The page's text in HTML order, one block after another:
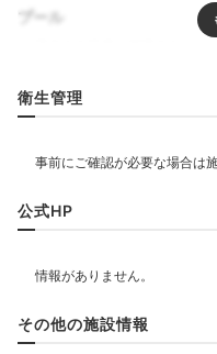
プール
リラクゼーション
飲食
レストラン
ベビー＆子供関連
部屋情報
衛生管理
公式HP
その他の施設情報